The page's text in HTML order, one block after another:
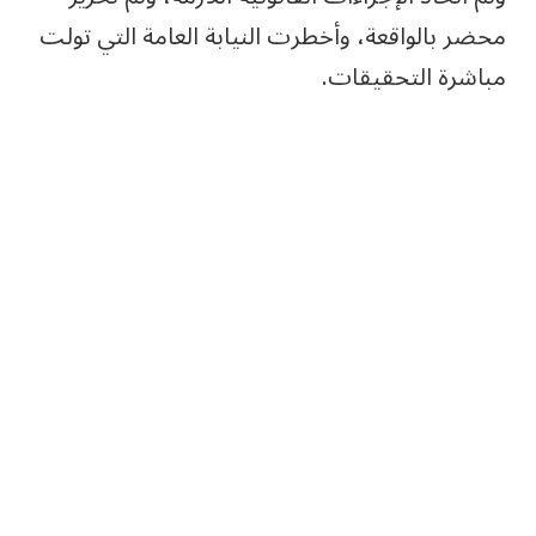
محضر بالواقعة، وأخطرت النيابة العامة التي تولت
مباشرة التحقيقات.